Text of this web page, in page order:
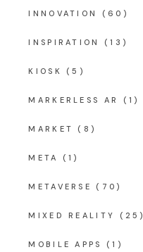
INNOVATION (60)
INSPIRATION (13)
KIOSK (5)
MARKERLESS AR (1)
MARKET (8)
META (1)
METAVERSE (70)
MIXED REALITY (25)
MOBILE APPS (1)